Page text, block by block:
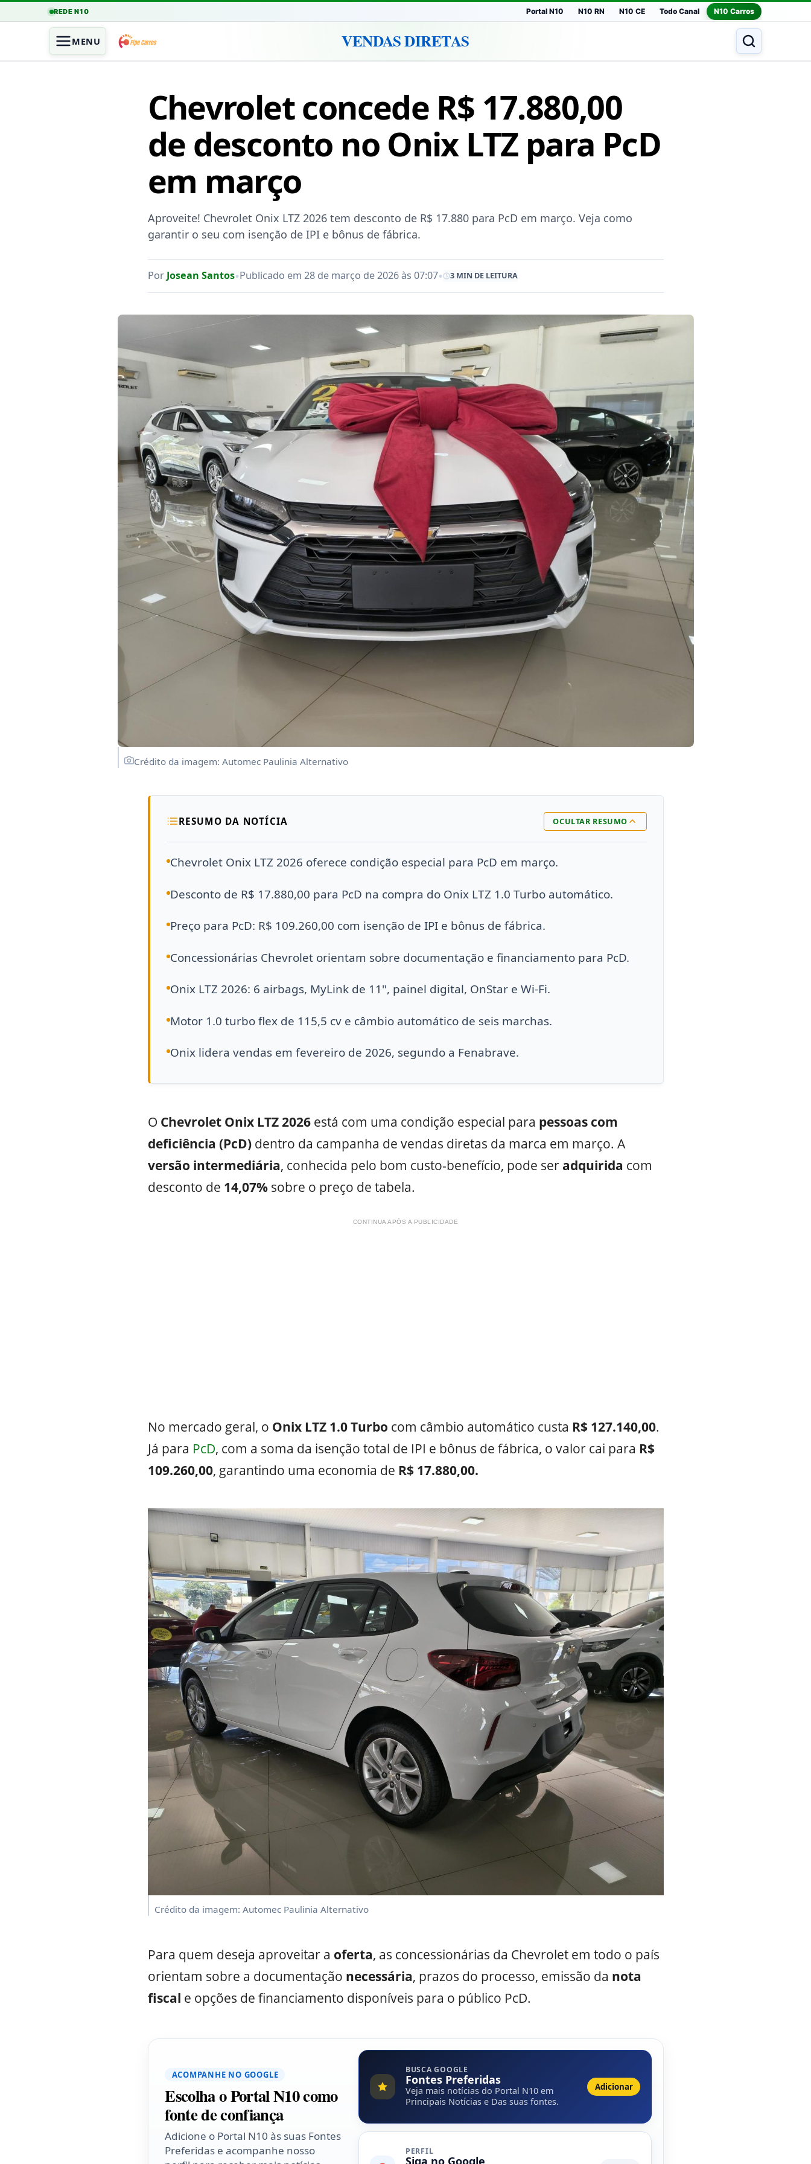
REDE N10 Portal N10 N10 RN N10 CE Todo Canal N10 Carros
MENU VENDAS DIRETAS
Chevrolet concede R$ 17.880,00
de desconto no Onix LTZ para PcD
em março
Aproveite! Chevrolet Onix LTZ 2026 tem desconto de R$ 17.880 para PcD em março. Veja como
garantir o seu com isenção de IPI e bônus de fábrica.
Por Josean Santos•Publicado em 28 de março de 2026 às 07:07• 3 MIN DE LEITURA
Crédito da imagem: Automec Paulinia Alternativo
RESUMO DA NOTÍCIA OCULTAR RESUMO
Chevrolet Onix LTZ 2026 oferece condição especial para PcD em março.
Desconto de R$ 17.880,00 para PcD na compra do Onix LTZ 1.0 Turbo automático.
Preço para PcD: R$ 109.260,00 com isenção de IPI e bônus de fábrica.
Concessionárias Chevrolet orientam sobre documentação e financiamento para PcD.
Onix LTZ 2026: 6 airbags, MyLink de 11", painel digital, OnStar e Wi-Fi.
Motor 1.0 turbo flex de 115,5 cv e câmbio automático de seis marchas.
Onix lidera vendas em fevereiro de 2026, segundo a Fenabrave.
O Chevrolet Onix LTZ 2026está com uma condição especial para pessoas com
deficiência (PcD)dentro da campanha de vendas diretas da marca em março. A
versão intermediária, conhecida pelo bom custo-benefício, pode ser adquirida com
desconto de 14,07%sobre o preço de tabela.
CONTINUA APÓS A PUBLICIDADE
No mercado geral, o Onix LTZ 1.0 Turbo com câmbio automático custa R$ 127.140,00.
Já para PcD, com a soma da isenção total de IPI e bônus de fábrica, o valor cai para R$
109.260,00, garantindo uma economia de R$ 17.880,00.
Crédito da imagem: Automec Paulinia Alternativo
Para quem deseja aproveitar a oferta, as concessionárias da Chevrolet em todo o país
orientam sobre a documentação necessária, prazos do processo, emissão da nota
fiscal e opções de financiamento disponíveis para o público PcD.
ACOMPANHE NO GOOGLE
Escolha o Portal N10 como
fonte de confiança
Adicione o Portal N10 às suas Fontes
Preferidas e acompanhe nosso
BUSCA GOOGLE
Fontes Preferidas
Veja mais notícias do Portal N10 em
Principais Notícias e Das suas fontes.
Adicionar
PERFIL
Siga no Google